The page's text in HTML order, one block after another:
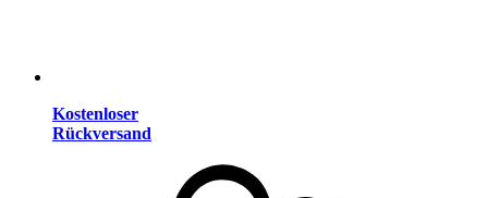
Kostenloser
Rückversand